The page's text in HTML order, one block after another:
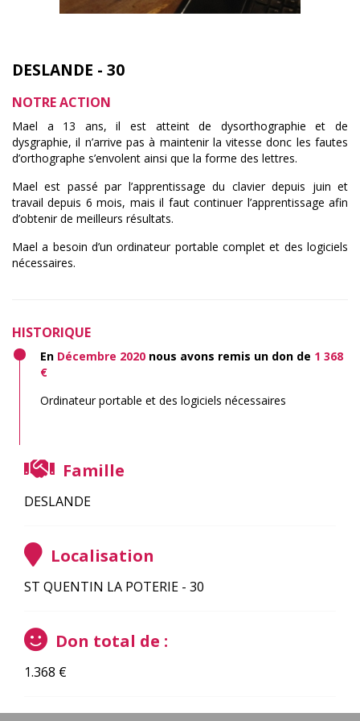
DESLANDE - 30
NOTRE ACTION
Mael a 13 ans, il est atteint de dysorthographie et de
dysgraphie, il n’arrive pas à maintenir la vitesse donc les fautes
d’orthographe s’envolent ainsi que la forme des lettres.
Mael est passé par l’apprentissage du clavier depuis juin et
travail depuis 6 mois, mais il faut continuer l’apprentissage afin
d’obtenir de meilleurs résultats.
Mael a besoin d’un ordinateur portable complet et des logiciels
nécessaires.
HISTORIQUE
En Décembre 2020 nous avons remis un don de 1 368
€
Ordinateur portable et des logiciels nécessaires
Famille
DESLANDE
Localisation
ST QUENTIN LA POTERIE - 30
Don total de :
1.368 €